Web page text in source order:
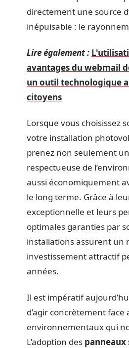
directement une source
inépuisable : le
Lire également :
avantages du webmail
un outil technologique
citoyens
Lorsque vous choisissez
votre installation
prenez non seulement
respectueuse de
aussi économiquement
le long terme. Grâce à
exceptionnelle et leurs
optimales garanties par
installations assurent un
investissement attractif
années.
Il est impératif
d’agir concrètement face
environnementaux qui
L’adoption des panneaux